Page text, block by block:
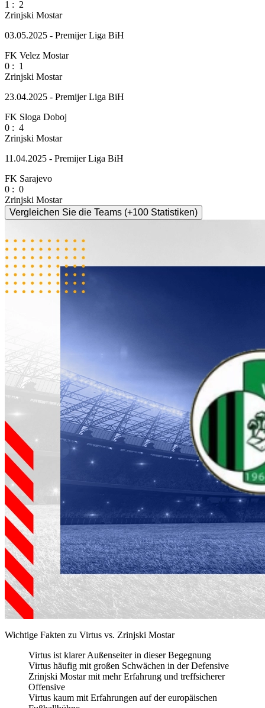
1 : 2
Zrinjski Mostar
03.05.2025 - Premijer Liga BiH
FK Velez Mostar
0 : 1
Zrinjski Mostar
23.04.2025 - Premijer Liga BiH
FK Sloga Doboj
0 : 4
Zrinjski Mostar
11.04.2025 - Premijer Liga BiH
FK Sarajevo
0 : 0
Zrinjski Mostar
Vergleichen Sie die Teams (+100 Statistiken)
Wichtige Fakten zu Virtus vs. Zrinjski Mostar
Virtus ist klarer Außenseiter in dieser Begegnung
Virtus häufig mit großen Schwächen in der Defensive
Zrinjski Mostar mit mehr Erfahrung und treffsicherer
Offensive
Virtus kaum mit Erfahrungen auf der europäischen